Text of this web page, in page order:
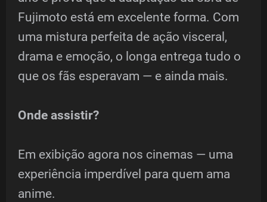
Fujimoto está em excelente forma. Com
uma mistura perfeita de ação visceral,
drama e emoção, o longa entrega tudo o
que os fãs esperavam — e ainda mais.
Onde assistir?
Em exibição agora nos cinemas — uma
experiência imperdível para quem ama
anime.